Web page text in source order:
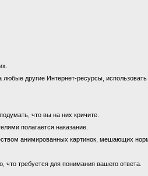
другие Интернет-ресурсы,
что вы на них кричите.
полагается наказание.
анимированных картинок, мешающих
требуется для понимания вашего ответа.